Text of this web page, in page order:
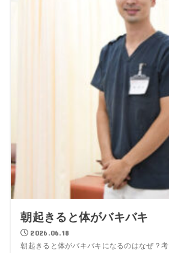
朝起きると体がバキバキ
2026.06.18
朝起きると体がバキバキになるのはなぜ？